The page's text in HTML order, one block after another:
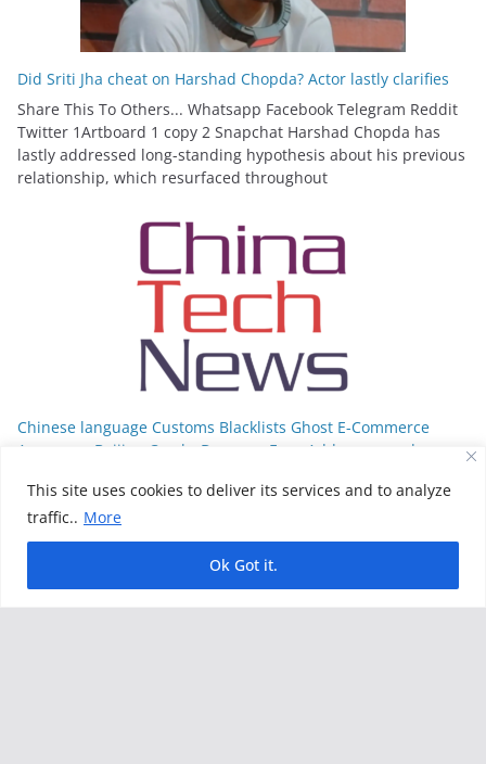
This site uses cookies to deliver its services and to analyze
traffic.. More
Ok Got it.
Did Sriti Jha cheat on Harshad Chopda? Actor lastly clarifies
Share This To Others... Whatsapp Facebook Telegram Reddit
Twitter 1Artboard 1 copy 2 Snapchat Harshad Chopda has
lastly addressed long-standing hypothesis about his previous
relationship, which resurfaced throughout
Chinese language Customs Blacklists Ghost E-Commerce
Agency as Beijing Cracks Down on Faux Addresses and
Share This To Others... Whatsapp Facebook Telegram Reddit
Twitter 1Artboard 1 copy 2 Snapchat Chinese language
customs authorities formally added Qingdao Outai Huitong E-